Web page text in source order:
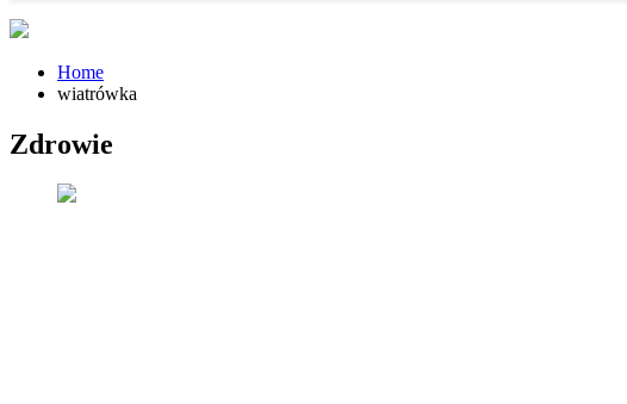
Home
wiatrówka
Zdrowie